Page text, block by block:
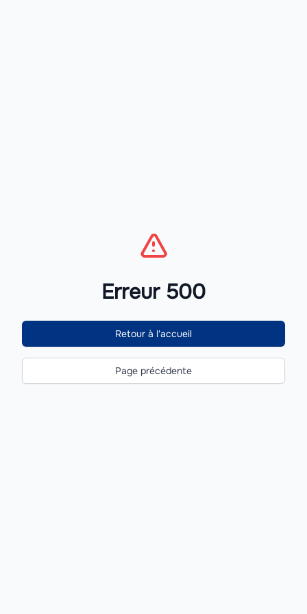
Erreur 500
Retour à l'accueil
Page précédente